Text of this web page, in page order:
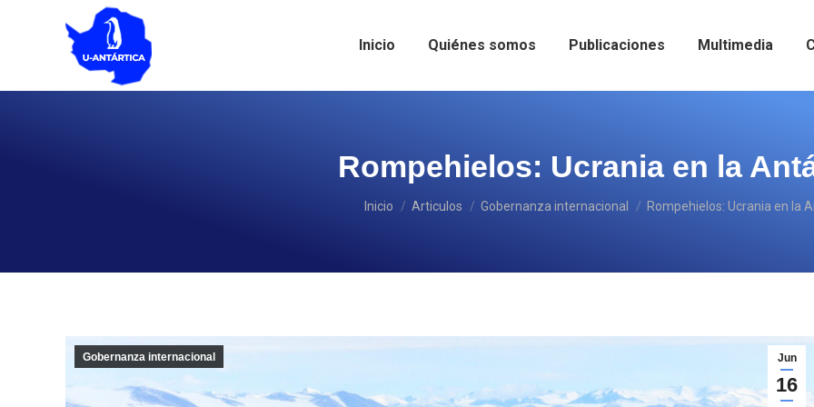
Inicio Quiénes somos Publicaciones Multimedia
Rompehielos: Ucrania en la
Estás aquí:
Inicio Articulos Gobernanza internacional Rompehielos: Ucrania en la
Jun
16
Gobernanza internacional